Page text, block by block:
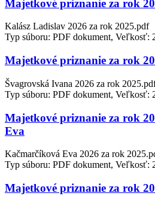
Majetkové priznanie za rok
Kalász Ladislav 2026 za rok 2025.pdf
Typ súboru: PDF dokument, Veľkosť:
Majetkové priznanie za rok
Švagrovská Ivana 2026 za rok
Typ súboru: PDF dokument, Veľkosť:
Majetkové priznanie za rok
Eva
Kačmarčíková Eva 2026 za rok
Typ súboru: PDF dokument, Veľkosť:
Majetkové priznanie za rok